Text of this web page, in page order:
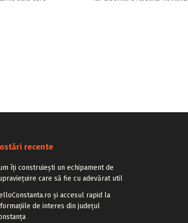
recente
îți construiești un echipament de
care să fie cu adevărat util
și accesul rapid la
de interes din județul